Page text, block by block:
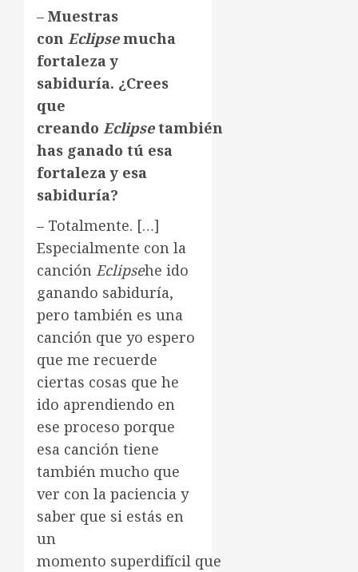
– Muestras
con Eclipsemucha
fortaleza y
sabiduría. ¿Crees
que
creando Eclipsetambién
has ganado tú esa
fortaleza y esa
sabiduría?
– Totalmente. […]
Especialmente con la
canción Eclipsehe ido
ganando sabiduría,
pero también es una
canción que yo espero
que me recuerde
ciertas cosas que he
ido aprendiendo en
ese proceso porque
esa canción tiene
también mucho que
ver con la paciencia y
saber que si estás en
un
momento superdifícil que